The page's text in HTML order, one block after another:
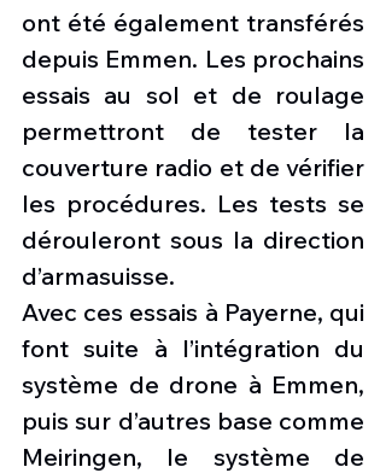
ont été également transférés
depuis Emmen. Les prochains
essais au sol et de roulage
permettront de tester la
couverture radio et de vérifier
les procédures. Les tests se
dérouleront sous la direction
d’armasuisse.
Avec ces essais à Payerne, qui
font suite à l’intégration du
système de drone à Emmen,
puis sur d’autres base comme
Meiringen, le système de